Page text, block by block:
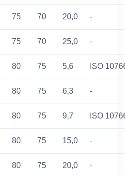
75 70 20,0 -
75 70 25,0 -
80 75 5,6 ISO
80 75 6,3 -
80 75 9,7 ISO
80 75 15,0 -
80 75 20,0 -